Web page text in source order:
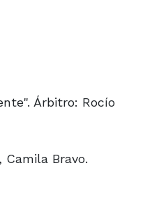
Árbitro: Rocío
Camila Bravo.